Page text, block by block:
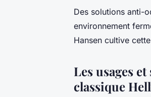
Des solutions anti-
environnement
Hansen cultive
Les usages
classique